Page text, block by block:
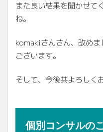
また良い結果を聞かせて
ね。
komakiさんさん、改め
ございます。
そして、今後共よろしく
個別コンサルの